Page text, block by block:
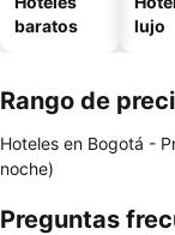
baratos
lujo
Rango de
Hoteles en Bogotá -
noche)
Preguntas